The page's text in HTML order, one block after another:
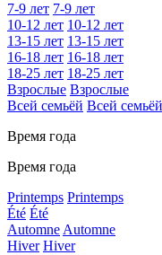
7-9 лет 7-9 лет
10-12 лет 10-12 лет
13-15 лет 13-15 лет
16-18 лет 16-18 лет
18-25 лет 18-25 лет
Взрослые Взрослые
Всей семьёй Всей семьёй
Время года
Время года
Printemps Printemps
Été Été
AutomneAutomne
Hiver Hiver